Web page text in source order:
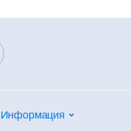
Информация